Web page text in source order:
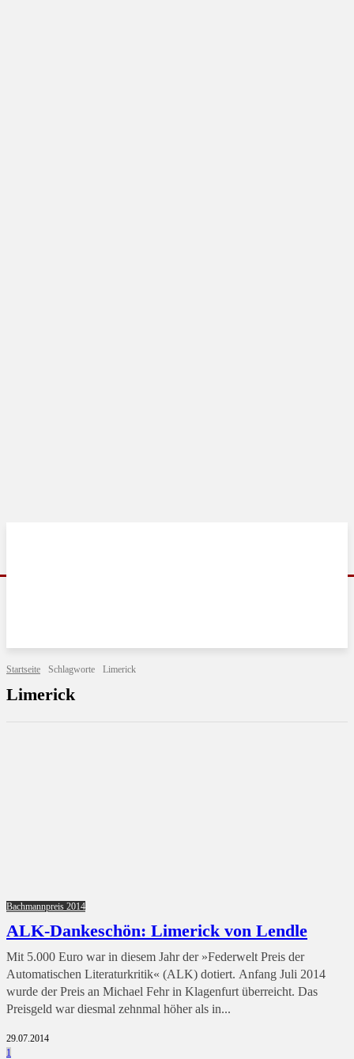
Startseite Schlagworte Limerick
Limerick
Bachmannpreis 2014
ALK-Dankeschön: Limerick von Lendle
Mit 5.000 Euro war in diesem Jahr der »Federwelt Preis der
Automatischen Literaturkritik« (ALK) dotiert. Anfang Juli 2014
wurde der Preis an Michael Fehr in Klagenfurt überreicht. Das
Preisgeld war diesmal zehnmal höher als in...
29.07.2014
1